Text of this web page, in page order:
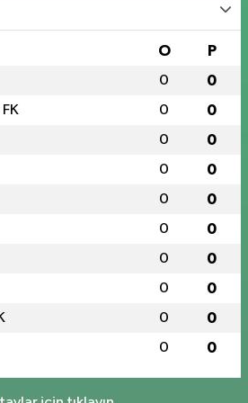
O P
0 0
0 0
0 0
0 0
0 0
0 0
0 0
0 0
0 0
0 0